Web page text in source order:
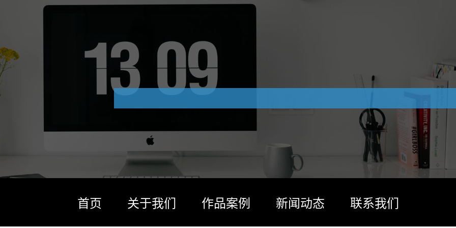
首页 关于我们 作品案例 新闻动态 联系我们